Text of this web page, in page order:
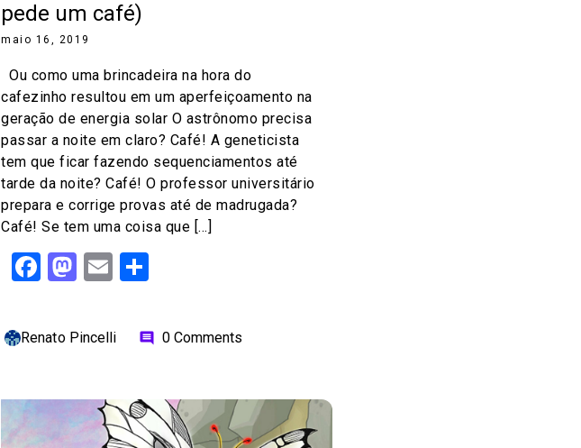
pede um café)
maio 16, 2019
Ou como uma brincadeira na hora do
cafezinho resultou em um aperfeiçoamento na
geração de energia solar O astrônomo precisa
passar a noite em claro? Café! A geneticista
tem que ficar fazendo sequenciamentos até
tarde da noite? Café! O professor universitário
prepara e corrige provas até de madrugada?
Café! Se tem uma coisa que […]
Facebook
Mastodon
Email
Renato Pincelli comment 0 Comments